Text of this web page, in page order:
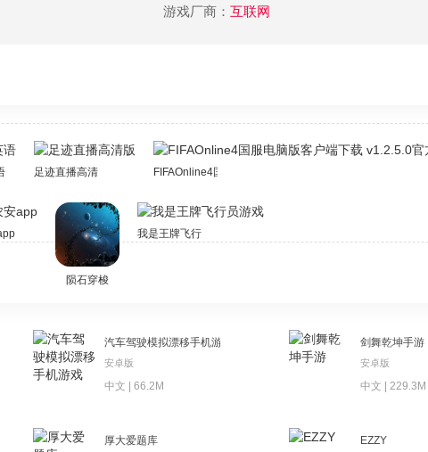
游戏厂商： 互联网
足迹直播高清版 FIFAOnline4国服电脑版客户端下载 v1.2.5.0官方版
陨石穿梭
我是王牌飞行员游戏
汽车驾驶模拟漂移手机游戏
安卓版
中文 | 66.2M
剑舞乾坤手游
安卓版
中文 | 229.3M
厚大爱题库 EZZY